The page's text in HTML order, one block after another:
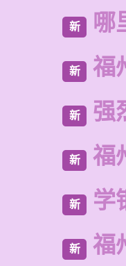
新 哪
新 福
新 强
新 福
新 学
新 福